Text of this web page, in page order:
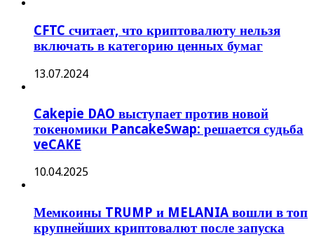
CFTC считает, что криптовалюту нельзя
включать в категорию ценных бумаг
13.07.2024
Cakepie DAO выступает против новой
токеномики PancakeSwap: решается судьба
veCAKE
10.04.2025
Мемкоины TRUMP и MELANIA вошли в топ
крупнейших криптовалют после запуска